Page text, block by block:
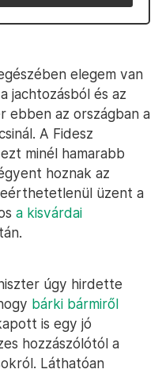
elegem van
jachtozásból és az
ebben az országban a
A Fidesz
minél hamarabb
hoznak az
üzent a
a kisvárdai
úgy hirdette
bárki bármiről
is egy jó
hozzászólótól a
Láthatóan